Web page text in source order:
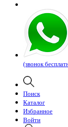
(звонок
Поиск
Каталог
Избранное
Войти